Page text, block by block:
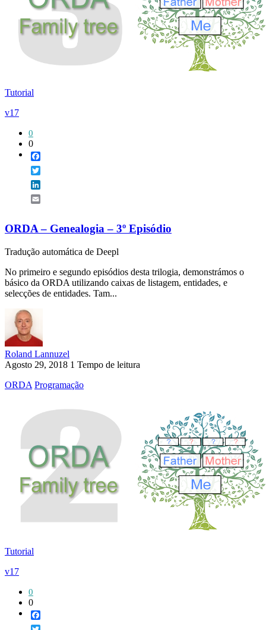
Tutorial
v17
0
0
ORDA – Genealogia – 3º Episódio
Tradução automática de Deepl
No primeiro e segundo episódios desta trilogia, demonstrámos o
básico da ORDA utilizando caixas de listagem, entidades, e
selecções de entidades. Tam...
Roland Lannuzel
Agosto 29, 2018 1 Tempo de leitura
ORDA Programação
Tutorial
v17
0
0